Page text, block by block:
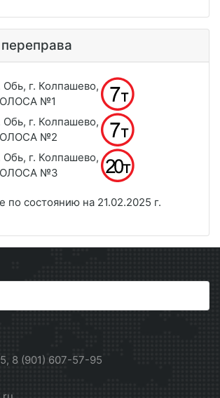
Обь, г. Колпашево,
№1
Обь, г. Колпашево,
№2
Обь, г. Колпашево,
№3
по состоянию на 21.02.2025 г.
8 (901) 607-57-95